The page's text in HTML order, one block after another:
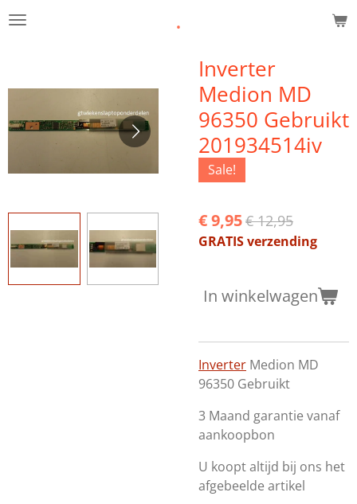
Ga
hoofdinhoud
.
Inverter
Medion MD
96350 Gebruikt
201934514iv
Sale!
€ 9,95€ 12,95
GRATIS verzending
In winkelwagen
Inverter Medion MD
96350 Gebruikt
3 Maand garantie vanaf
aankoopbon
U koopt altijd bij ons het
afgebeelde artikel